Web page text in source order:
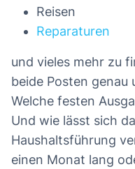
Reisen
Reparaturen
und vieles mehr zu
beide Posten genau
Welche festen
Und wie lässt sich
Haushaltsführung
einen Monat lang